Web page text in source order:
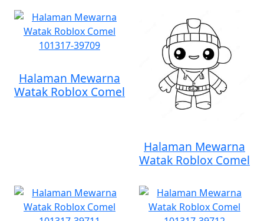
Halaman Mewarna
Watak Roblox Comel
Halaman Mewarna
Watak Roblox Comel